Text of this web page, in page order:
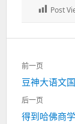
Post
文
章
导
航
前一页
上
一
豆神大语文
后一页
下
得到哈佛商